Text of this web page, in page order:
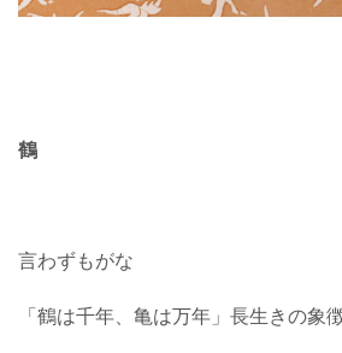
鶴
言わずもがな
「鶴は千年、亀は万年」長生きの象